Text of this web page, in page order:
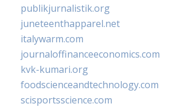
publikjurnalistik.org
juneteenthapparel.net
italywarm.com
journaloffinanceeconomics.com
kvk-kumari.org
foodscienceandtechnology.com
scisportsscience.com